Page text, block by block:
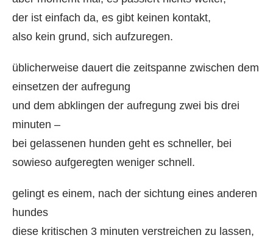
der ist einfach da, es gibt keinen kontakt,
also kein grund, sich aufzuregen.
üblicherweise dauert die zeitspanne zwischen dem
einsetzen der aufregung
und dem abklingen der aufregung zwei bis drei
minuten –
bei gelassenen hunden geht es schneller, bei
sowieso aufgeregten weniger schnell.
gelingt es einem, nach der sichtung eines anderen
hundes
diese kritischen 3 minuten verstreichen zu lassen,